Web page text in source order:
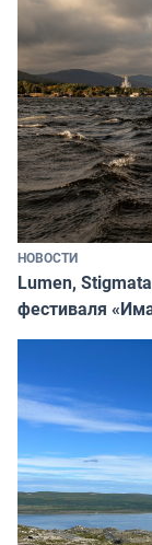
НОВОСТИ
Lumen,
фестиваля